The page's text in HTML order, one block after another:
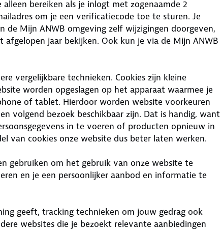
bereiken als je inlogt met zogenaamde 2
om je een verificatiecode toe te sturen. Je
de Mijn ANWB omgeving zelf wijzigingen doorgeven,
jaar bekijken. Ook kun je via de Mijn ANWB
vergelijkbare technieken. Cookies zijn kleine
worden opgeslagen op het apparaat waarmee je
of tablet. Hierdoor worden website voorkeuren
volgend bezoek beschikbaar zijn. Dat is handig, want
in te voeren of producten opnieuw in
van cookies onze website dus beter laten werken.
gebruiken om het gebruik van onze website te
en je een persoonlijker aanbod en informatie te
geeft, tracking technieken om jouw gedrag ook
websites die je bezoekt relevante aanbiedingen